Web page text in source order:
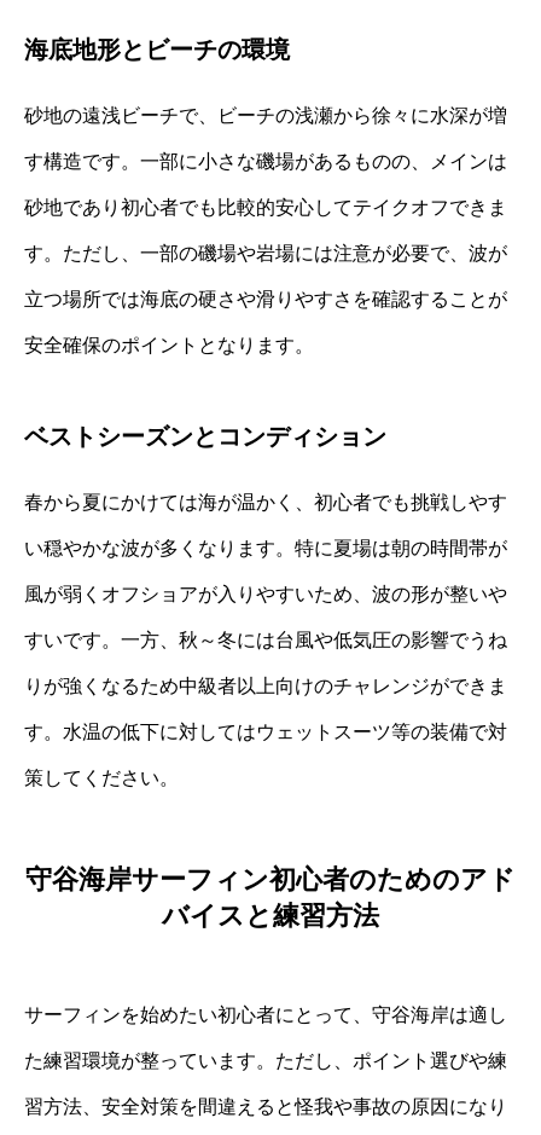
海底地形とビーチの環境
砂地の遠浅ビーチで、ビーチの浅瀬から徐々に水深が増
す構造です。一部に小さな磯場があるものの、メインは
砂地であり初心者でも比較的安心してテイクオフできま
す。ただし、一部の磯場や岩場には注意が必要で、波が
立つ場所では海底の硬さや滑りやすさを確認することが
安全確保のポイントとなります。
ベストシーズンとコンディション
春から夏にかけては海が温かく、初心者でも挑戦しやす
い穏やかな波が多くなります。特に夏場は朝の時間帯が
風が弱くオフショアが入りやすいため、波の形が整いや
すいです。一方、秋～冬には台風や低気圧の影響でうね
りが強くなるため中級者以上向けのチャレンジができま
す。水温の低下に対してはウェットスーツ等の装備で対
策してください。
守谷海岸サーフィン初心者のためのアド
バイスと練習方法
サーフィンを始めたい初心者にとって、守谷海岸は適し
た練習環境が整っています。ただし、ポイント選びや練
習方法、安全対策を間違えると怪我や事故の原因になり